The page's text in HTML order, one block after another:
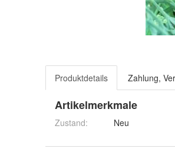
Produktdetails Zahlung,
Artikelmerkmale
Zustand: Neu